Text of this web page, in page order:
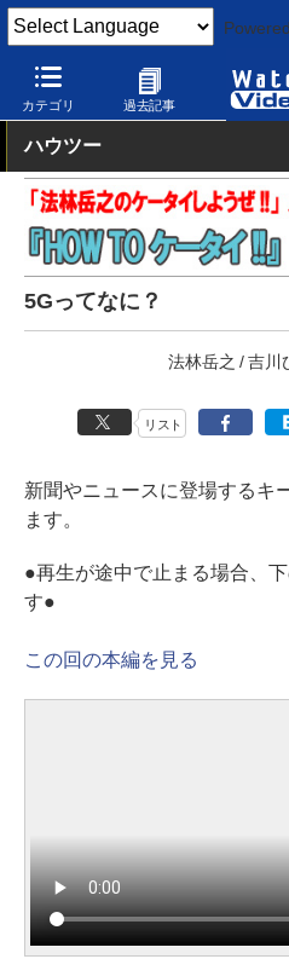
カテゴリ 過去記事
Watch Video モバイル その他
ハウツー
5Gってなに？
法林岳之 吉川
リスト
新聞やニュースに登場するキ
ます。
●再生が途中で止まる場合、
す●
この回の本編を見る